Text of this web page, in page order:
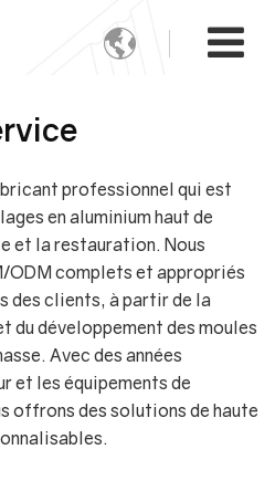

professionnel qui est
en aluminium haut de
et la restauration. Nous
ODM complets et appropriés
des clients, à partir de la
du développement des moules
Avec des années
et les équipements de
offrons des solutions de haute